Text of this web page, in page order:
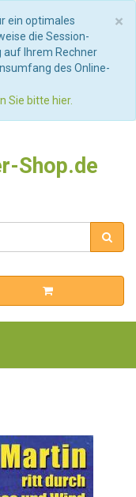
×
ein optimales
die Session-
auf Ihrem Rechner
des Online-
Sie bitte hier.
Shop.de